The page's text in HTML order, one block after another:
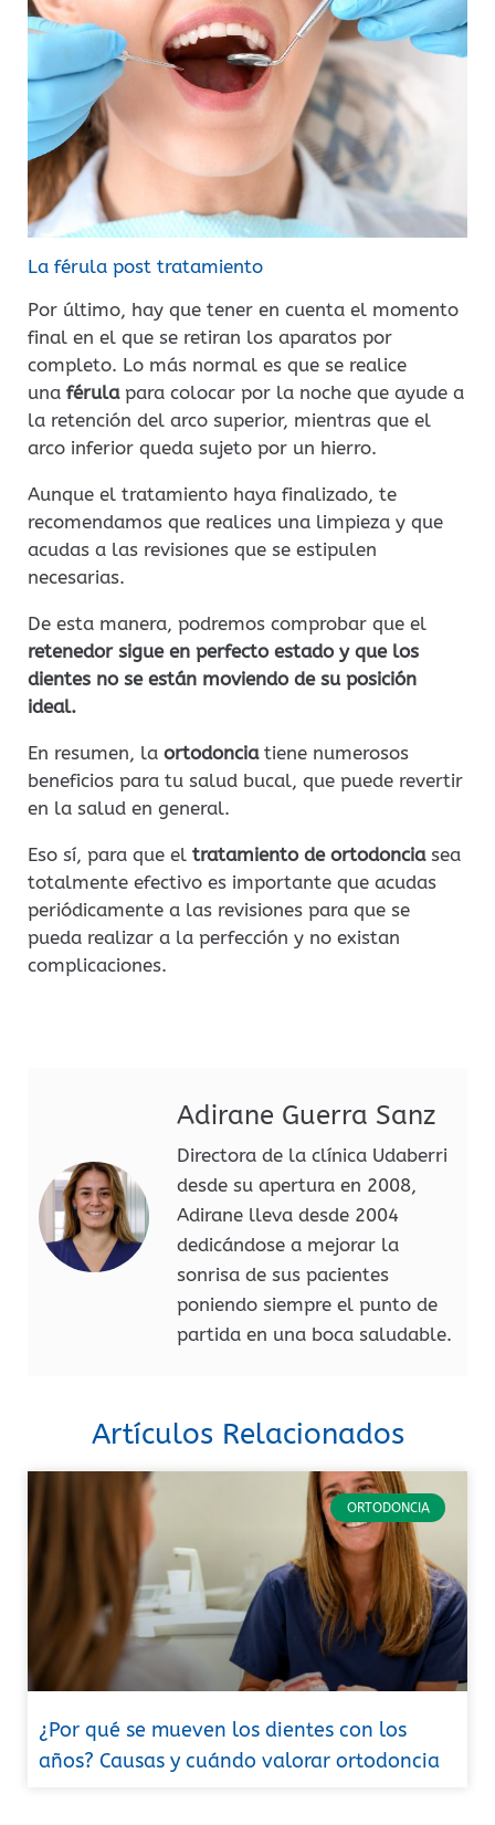
La férula post tratamiento
Por último, hay que tener en cuenta el momento
final en el que se retiran los aparatos por
completo. Lo más normal es que se realice
una férula para colocar por la noche que ayude a
la retención del arco superior, mientras que el
arco inferior queda sujeto por un hierro.
Aunque el tratamiento haya finalizado, te
recomendamos que realices una limpieza y que
acudas a las revisiones que se estipulen
necesarias.
De esta manera, podremos comprobar que el
retenedor sigue en perfecto estado y que los
dientes no se están moviendo de su posición
ideal.
En resumen, la ortodoncia tiene numerosos
beneficios para tu salud bucal, que puede revertir
en la salud en general.
Eso sí, para que el tratamiento de ortodonciasea
totalmente efectivo es importante que acudas
periódicamente a las revisiones para que se
pueda realizar a la perfección y no existan
complicaciones.
Adirane Guerra Sanz
Directora de la clínica Udaberri
desde su apertura en 2008,
Adirane lleva desde 2004
dedicándose a mejorar la
sonrisa de sus pacientes
poniendo siempre el punto de
partida en una boca saludable.
Artículos Relacionados
ORTODONCIA
¿Por qué se mueven los dientes con los
años? Causas y cuándo valorar ortodoncia